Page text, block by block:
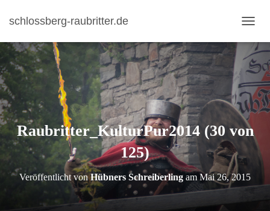
schlossberg-raubritter.de
A
V
I
A
T
I
O
S
C
Raubritter_KulturPur2014 (30 von
125)
Veröffentlicht vonHübners Schreiberling am Mai 26, 2015